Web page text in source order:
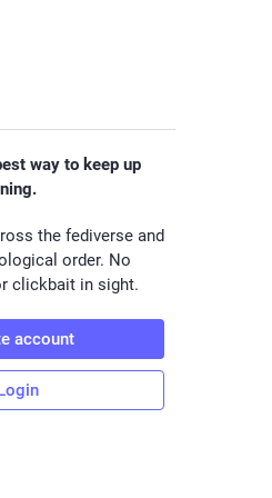
way to keep up
the fediverse and
order. No
clickbait in sight.
account